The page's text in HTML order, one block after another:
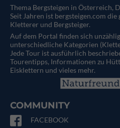
Thema Bergsteigen in Österreich,
Seit Jahren ist bergsteigen.com
Kletterer und Bergsteiger.
Auf dem Portal finden sich
unterschiedliche Kategorien
Jede Tour ist ausführlich
Tourentipps, Informationen zu
Eisklettern und vieles mehr.
COMMUNITY
FACEBOOK